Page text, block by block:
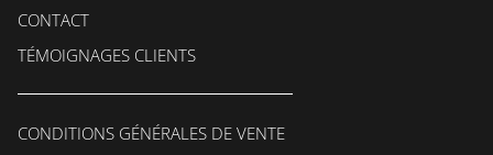
CONTACT
TÉMOIGNAGES CLIENTS
CONDITIONS GÉNÉRALES DE VENTE